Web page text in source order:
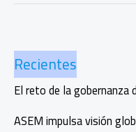
con
HBO
Max
y
Roku
Recientes
El reto de la
ASEM impulsa visión